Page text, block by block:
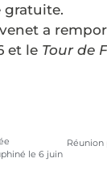
gratuite.
a
et le Tour de
le 6 juin